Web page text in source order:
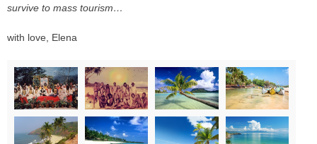
survive to mass tourism…
with love, Elena